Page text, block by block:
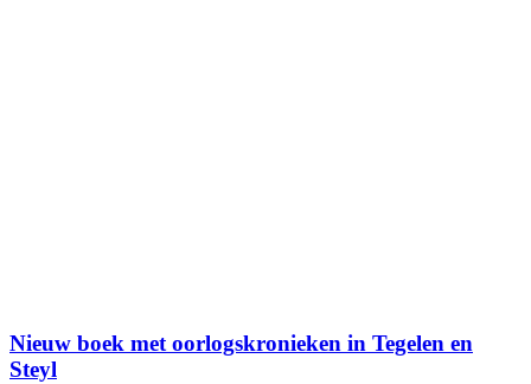
Nieuw boek met oorlogskronieken in Tegelen en
Steyl